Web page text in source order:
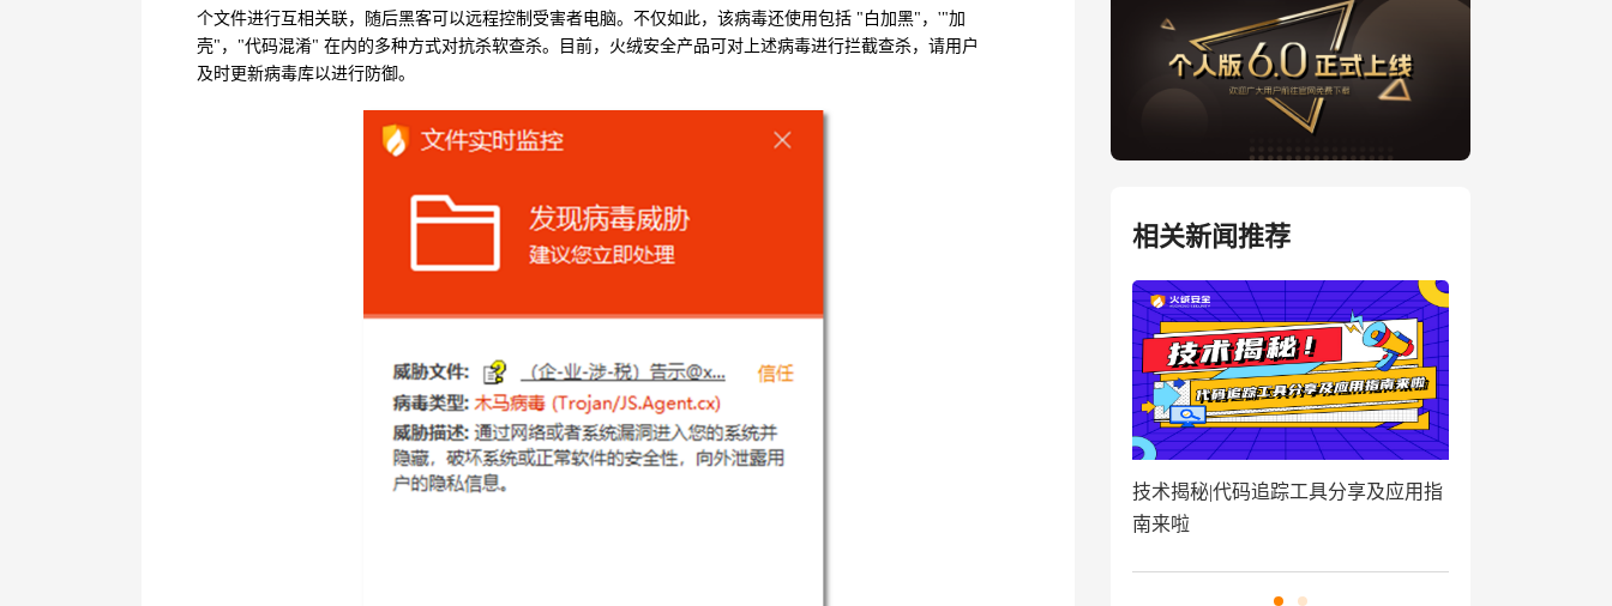
个文件进行互相关联，随后黑客可以远程控制受害者电脑。不仅如此，该病毒还使用包括" 白加黑" ， '"加
壳" ， "代码混淆" 在内的多种方式对抗杀软查杀。目前，火绒安全产品可对上述病毒进行拦截查杀，请用户
及时更新病毒库以进行防御。
相关新闻推荐
技术揭秘|代码追踪工具分享及应用指
南来啦